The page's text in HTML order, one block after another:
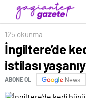
125 okunma
İngiltere’de
istilası
ABONE OL News